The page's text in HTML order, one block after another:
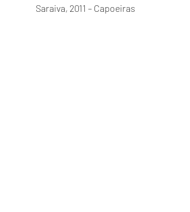
Saraiva, 2011 – Capoeiras